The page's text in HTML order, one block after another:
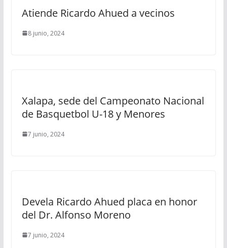
Atiende Ricardo Ahued a vecinos
8 junio, 2024
Xalapa, sede del Campeonato Nacional
de Basquetbol U-18 y Menores
7 junio, 2024
Devela Ricardo Ahued placa en honor
del Dr. Alfonso Moreno
7 junio, 2024